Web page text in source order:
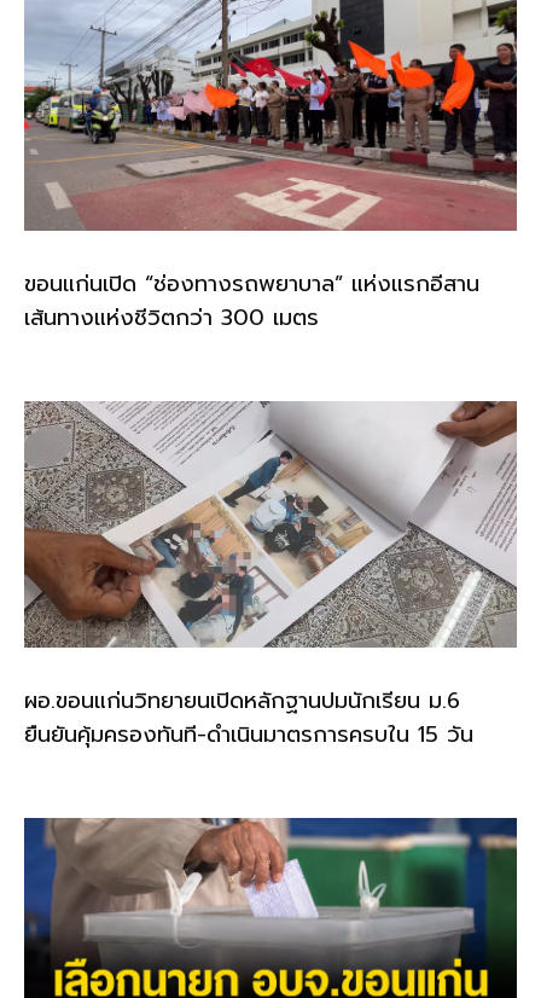
ขอนแก่นเปิด “ช่องทางรถพยาบาล” แห่งแรกอีสาน
เส้นทางแห่งชีวิตกว่า 300 เมตร
ผอ.ขอนแก่นวิทยายนเปิดหลักฐานปมนักเรียน ม.6
ยืนยันคุ้มครองทันที-ดำเนินมาตรการครบใน 15 วัน